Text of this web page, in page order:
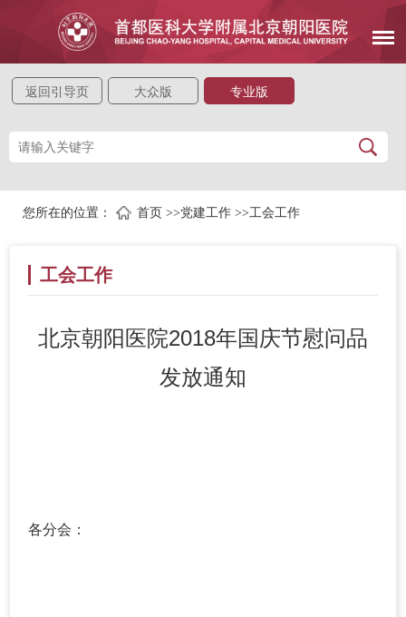
返回引导页 大众版 专业版
您所在的位置： 首页 >>党建工作 >>工会工作
工会工作
北京朝阳医院2018年国庆节慰问品
发放通知
各分会：